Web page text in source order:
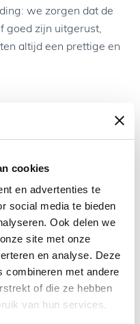
cookies
en advertenties te
social media te bieden
Ook delen we
site met onze
en analyse. Deze
combineren met andere
of die ze hebben
van hun services.
we zorgen dat de
goed zijn uitgerust,
altijd een prettige en
Vendrig bieden we één
Kies voor klassiek wit.
optimale hygiëne.
of klanten een schoon
bieden we dezelfde
biedt een modernere
sanitairproducten in
lijn aanbieden? Op